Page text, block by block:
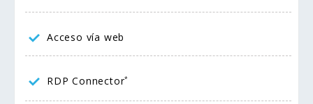
Acceso vía web
RDP Connector*